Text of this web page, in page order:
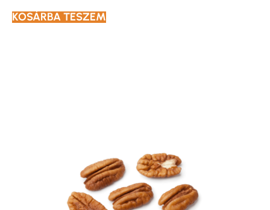
KOSÁRBA TESZEM